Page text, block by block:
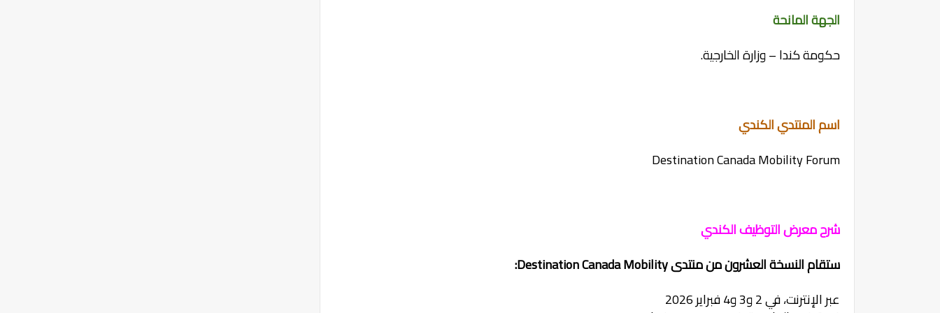
الجهة المانحة
حكومة كندا – وزارة الخارجية.
اسم المنتدي الكندي
Destination Canada Mobility Forum
شرح معرض التوظيف الكندي
ستقام النسخة العشرون من منتدى Destination Canada Mobility:
عبر الإنترنت، في 2 و3 و4 فبراير 2026